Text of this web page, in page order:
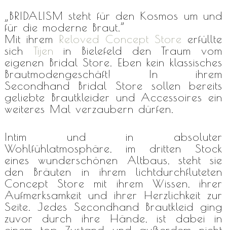
BRIDALISM steht für den Kosmos um und
für die moderne Braut.”
Mit ihrem Reloved Concept Store erfüllte
sich Tijen in Bielefeld den Traum vom
eigenen Bridal Store. Eben kein klassisches
Brautmodengeschäft! In ihrem
Secondhand Bridal Store sollen bereits
geliebte Brautkleider und Accessoires ein
weiteres Mal verzaubern dürfen.
Intim und in absoluter
Wohlfühlatmosphäre, im dritten Stock
eines wunderschönen Altbaus, steht sie
den Bräuten in ihrem lichtdurchfluteten
Concept Store mit ihrem Wissen, ihrer
Aufmerksamkeit und ihrer Herzlichkeit zur
Seite. Jedes Secondhand Brautkleid ging
zuvor durch ihre Hände, ist dabei in